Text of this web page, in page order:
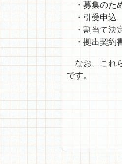
・募集のた
・引受申込
・割当て決
・拠出契約
なお、これ
です。